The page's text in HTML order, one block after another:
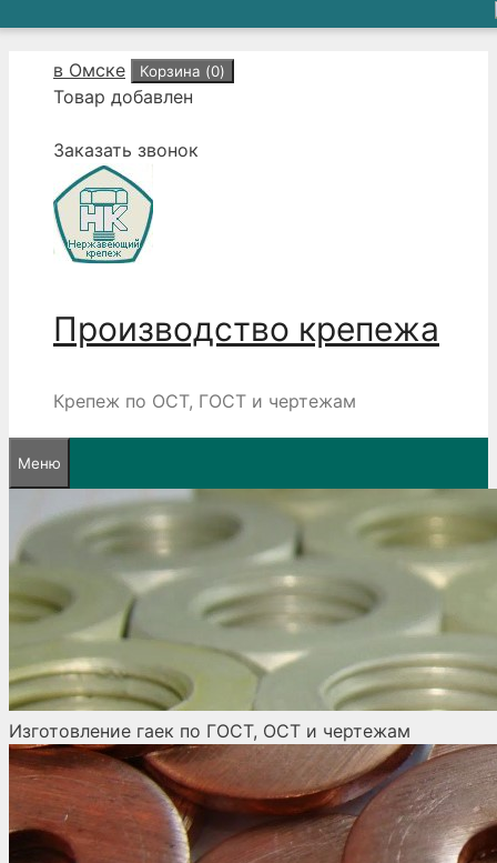
Перейтив Омске Корзина (0)
Товар добавлен
Заказать звонок
Производство крепежа
Крепеж по ОСТ, ГОСТ и чертежам
Меню
Изготовление гаек по ГОСТ, ОСТ и чертежам